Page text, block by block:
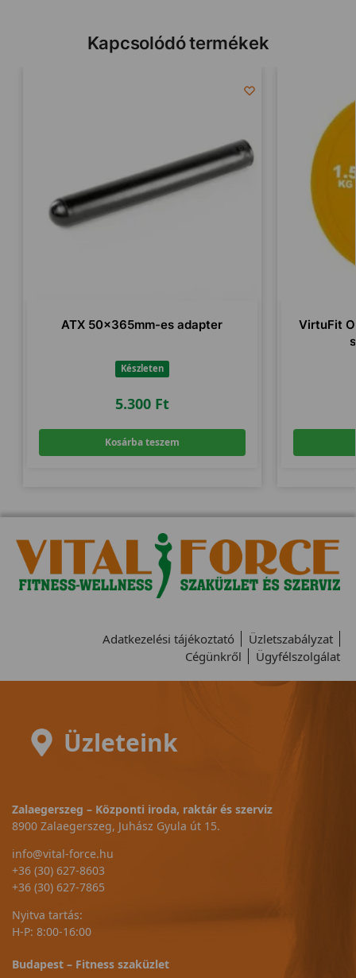
Kapcsolódó termékek
ATX 50x365mm-es adapter
Készleten
5.300 Ft
Kosárba teszem
VirtuFit
Adatkezelési tájékoztató
Üzletszabályzat
Cégünkről
Ügyfélszolgálat
Üzleteink
Zalaegerszeg – Központi iroda, raktár és szerviz
8900 Zalaegerszeg, Juhász Gyula út 15.
info@vital-force.hu
+36 (30) 627-8603
+36 (30) 627-7865
Nyitva tartás:
H-P: 8:00-16:00
Budapest – Fitness szaküzlet